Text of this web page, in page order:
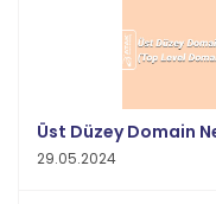
Üst Düzey Domain
29.05.2024